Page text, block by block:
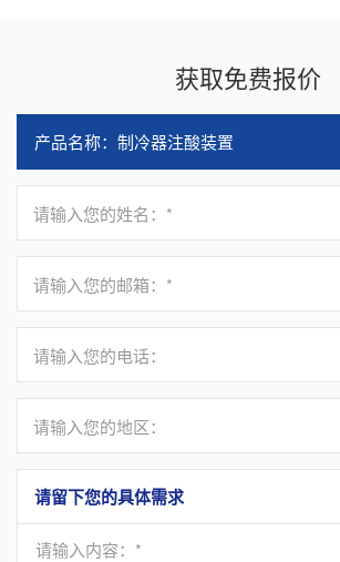
获取免费报价
请输入您的姓名：*
请输入您的邮箱：*
请输入您的电话：
请输入您的地区：
请留下您的具体需求
请输入内容：*